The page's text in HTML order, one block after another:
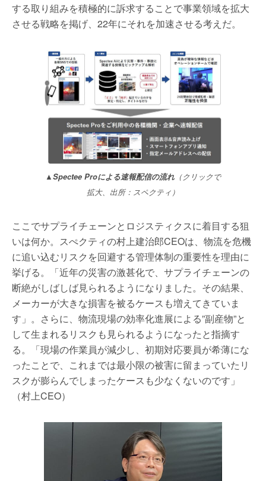
する取り組みを積極的に訴求することで事業領域を拡大
させる戦略を掲げ、22年にそれを加速させる考えだ。
▲Spectee Proによる速報配信の流れ（クリックで
拡大、出所：スペクティ）
ここでサプライチェーンとロジスティクスに着目する狙
いは何か。スぺクティの村上建治郎CEOは、物流を危機
に追い込むリスクを回避する管理体制の重要性を理由に
挙げる。「近年の災害の激甚化で、サプライチェーンの
断絶がしばしば見られるようになりました。その結果、
メーカーが大きな損害を被るケースも増えてきていま
す」。さらに、物流現場の効率化進展による”副産物”と
して生まれるリスクも見られるようになったと指摘す
る。「現場の作業員が減少し、初期対応要員が希薄にな
ったことで、これまでは最小限の被害に留まっていたリ
スクが膨らんでしまったケースも少なくないのです」
（村上CEO）